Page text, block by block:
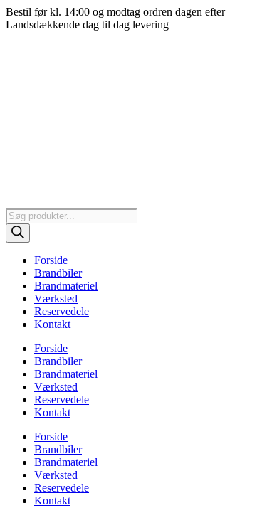
Videre
til
Bestil før kl. 14:00 og modtag ordren dagen efter
Landsdækkende dag til dag levering
Products
search
Forside
Brandbiler
Brandmateriel
Værksted
Reservedele
Kontakt
Forside
Brandbiler
Brandmateriel
Værksted
Reservedele
Kontakt
Forside
Brandbiler
Brandmateriel
Værksted
Reservedele
Kontakt